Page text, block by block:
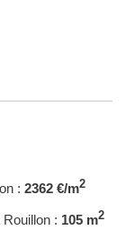
: 2362 €/m2
: 105 m2